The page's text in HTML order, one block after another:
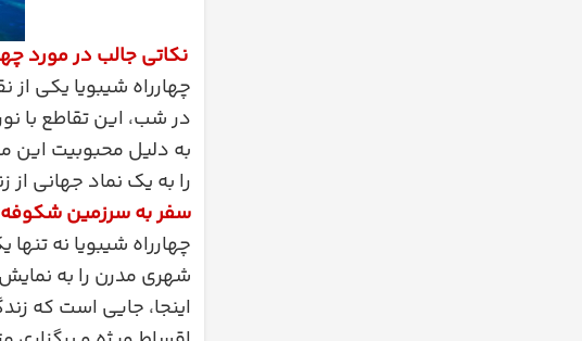
نکاتی جالب در مورد
چهارراه شیبویا یکی
در شب، این تقاطع با
به دلیل محبوبیت این
را به یک نماد جهانی
سفر به سرزمین شکوفه
چهارراه شیبویا نه
شهری مدرن را به نمایش
اینجا، جایی است که